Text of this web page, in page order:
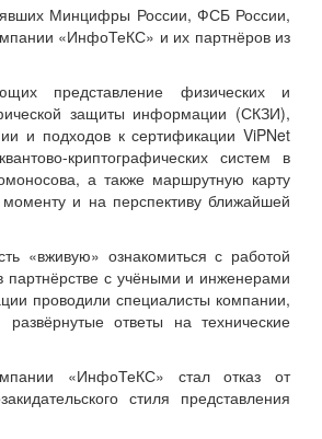
Минцифры России, ФСБ России,
«ИнфоТеКС» и их партнёров из
представление физических и
защиты информации (СКЗИ),
и подходов к сертификации ViPNet
криптографических систем в
а также маршрутную карту
и на перспективу ближайшей
«вживую» ознакомиться с работой
с учёными и инженерами
проводили специалисты компании,
ответы на технические
«ИнфоТеКС» стал отказ от
стиля представления